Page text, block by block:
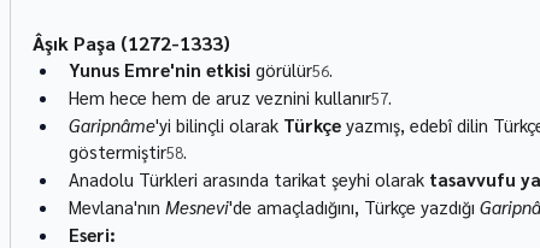
Âşık Paşa (1272-1333)
Yunus Emre'nin etkisi görülür56.
Hem hece hem de aruz veznini kullanır57.
Garipnâme'yi bilinçli olarak Türkçe yazmış, edebî dilin
göstermiştir58.
Anadolu Türkleri arasında tarikat şeyhi olarak tasavvufu
Mevlana'nın Mesnevi'de amaçladığını, Türkçe yazdığı
Eseri: